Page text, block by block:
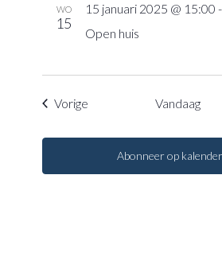
WO
15
15 januari 2025 @ 15:00 -
Open huis
Vorige EvenementenVandaag
Abonneer op kalender